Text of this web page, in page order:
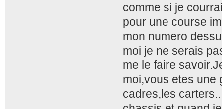
comme si je
pour une course
mon numero
moi je ne serais
me le faire
moi,vous etes une
cadres,les